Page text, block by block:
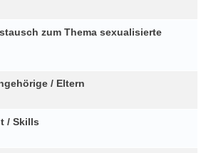
zum Thema sexualisierte
/ Eltern
/ Skills